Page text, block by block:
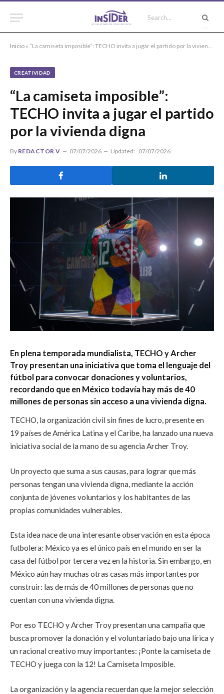
Inicio » “La camiseta imposible”: TECHO invita a jugar el partido por la vivienda digna
CREATIVIDAD
“La camiseta imposible”:
TECHO invita a jugar el partido
por la vivienda digna
By REDACTOR V 07/07/2026 Updated: 07/07/2026
En plena temporada mundialista, TECHO y Archer
Troy presentan una iniciativa que toma el lenguaje del
fútbol para convocar donaciones y voluntarios,
recordando que en México todavía hay más de 40
millones de personas sin acceso a una vivienda digna.
TECHO, la organización civil sin fines de lucro, presente en
19 países de América Latina y el Caribe, ha lanzado una nueva
iniciativa social de la mano de su agencia Archer Troy.
Un proyecto que suma a sus causas, para lograr que más
personas tengan una vivienda digna, mediante la acción
conjunta de jóvenes voluntarios y los habitantes de las
propias comunidades vulnerables.
Esta idea nace de una interesante observación en esta época
futbolera: México ya es el único país en el mundo en ser la
casa del fútbol por tercera vez en la historia. Sin embargo, en
México aún hay muchas otras casas más importantes por
construir: las de más de 40 millones de personas que no
cuentan con una vivienda digna.
Por eso TECHO y Archer Troy presentan una campaña que
busca promover la donación y el voluntariado bajo una lírica y
un racional creativo muy importantes: ¡Ponte la camiseta de
TECHO y juega con la 12! La Camiseta Imposible.
La organización y la agencia recuerdan que la mejor selección